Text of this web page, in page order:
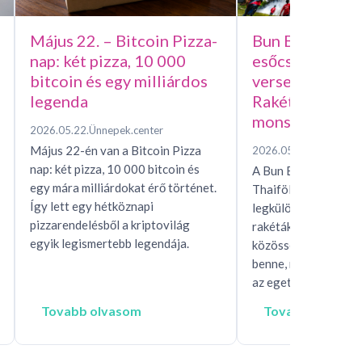
Május 22. – Bitcoin Pizza-
nap: két pizza, 10 000
bitcoin és egy milliárdos
legenda
2026.05.22.Ünnepek.center
Május 22-én van a Bitcoin Pizza
nap: két pizza, 10 000 bitcoin és
egy mára milliárdokat érő történet.
Így lett egy hétköznapi
pizzarendelésből a kriptovilág
egyik legismertebb legendája.
Tovabb olvasom
Bun Bang Fai –
esőcsináló
versenye,
monszunért
2026.05.15.
A Bun Bang Fai
Thaiföld és Laosz
legkülönösebb
rakéták, mítoszok,
közösségi rítusok
benne, miközben
az eget, hogy…
Tovabb